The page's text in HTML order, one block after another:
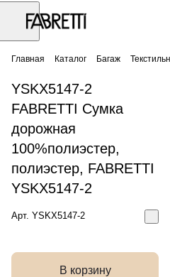
Главная Каталог Багаж
YSKX5147-2
FABRETTI Сумка
дорожная
100%полиэстер,
полиэстер, FABRETTI
YSKX5147-2
Арт. YSKX5147-2
В корзину